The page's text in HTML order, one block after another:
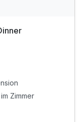
Zimmer